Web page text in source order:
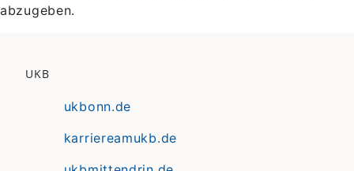
abzugeben.
UKB
ukbonn.de
karriereamukb.de